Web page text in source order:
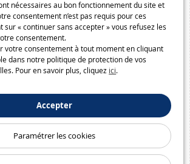
nécessaires au bon fonctionnement du site et
consentement n’est pas requis pour ces
sur « continuer sans accepter » vous refusez les
consentement.
votre consentement à tout moment en cliquant
dans notre politique de protection de vos
Pour en savoir plus, cliquez ici.
Accepter
Paramétrer les cookies